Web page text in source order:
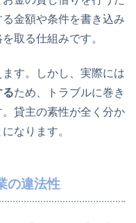
金額や条件を書き込み
取る仕組みです。
す。しかし、実際には
るため、トラブルに巻き
貸主の素性が全く分か
なります。
の違法性